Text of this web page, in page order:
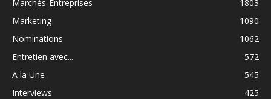
Marchés-Entreprises
1803
Marketing
1090
Nominations
1062
Entretien avec...
572
A la Une
545
Interviews
425